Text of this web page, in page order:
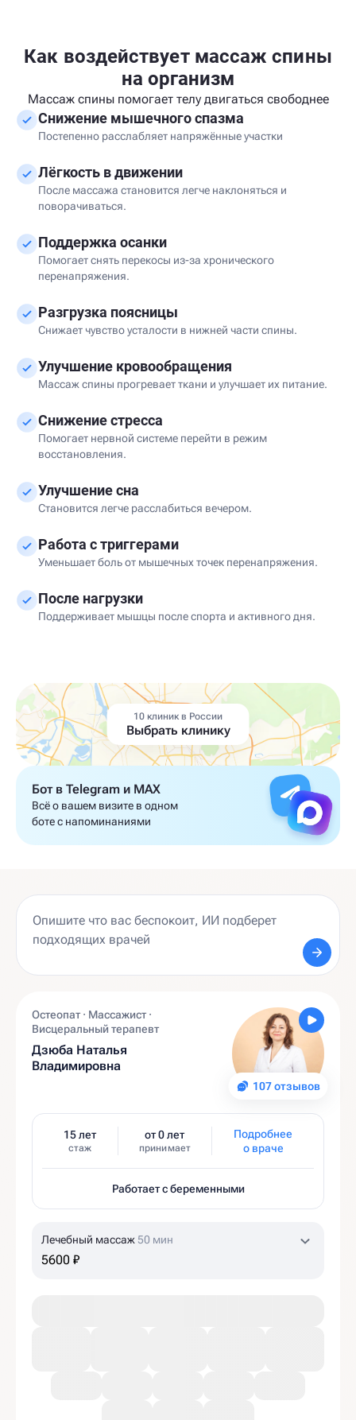
Как воздействует массаж спины
на организм
Массаж спины помогает телу двигаться свободнее
Снижение мышечного спазма
Постепенно расслабляет напряжённые участки
Лёгкость в движении
После массажа становится легче наклоняться и
поворачиваться.
Поддержка осанки
Помогает снять перекосы из-за хронического
перенапряжения.
Разгрузка поясницы
Снижает чувство усталости в нижней части спины.
Улучшение кровообращения
Массаж спины прогревает ткани и улучшает их питание.
Снижение стресса
Помогает нервной системе перейти в режим
восстановления.
Улучшение сна
Становится легче расслабиться вечером.
Работа с триггерами
Уменьшает боль от мышечных точек перенапряжения.
После нагрузки
Поддерживает мышцы после спорта и активного дня.
10 клиник в России
Выбрать клинику
Бот в Telegram и MAX
Всё о вашем визите в одном
боте с напоминаниями
107 отзывов
Остеопат · Массажист ·
Висцеральный терапевт
Дзюба Наталья
Владимировна
15 лет
стаж
от 0 лет
принимает
Подробнее
о враче
Работает с беременными
Лечебный массаж 50 мин
5600 ₽